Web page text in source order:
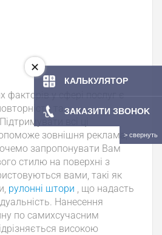
факторів у сфері послуг є
та
всі ці
зовнішня реклама,
запропонувати Вам
стилю на поверхні з
вами, такі як
рулонні штори , що надасть
Нанесення
по самихсучасним
високою
КАЛЬКУЛЯТОР
ЗАКАЗИТИ ЗBOHOK